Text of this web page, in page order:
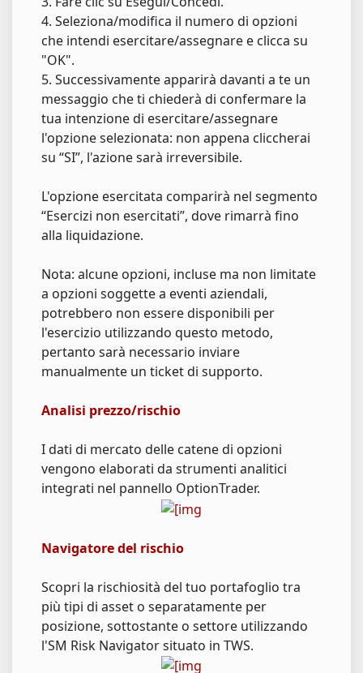
4. Seleziona/modifica il numero di opzioni
che intendi esercitare/assegnare e clicca su
"OK".
5. Successivamente apparirà davanti a te un
messaggio che ti chiederà di confermare la
tua intenzione di esercitare/assegnare
l'opzione selezionata: non appena cliccherai
su “SI”, l'azione sarà irreversibile.
L'opzione esercitata comparirà nel segmento
“Esercizi non esercitati”, dove rimarrà fino
alla liquidazione.
Nota: alcune opzioni, incluse ma non limitate
a opzioni soggette a eventi aziendali,
potrebbero non essere disponibili per
l'esercizio utilizzando questo metodo,
pertanto sarà necessario inviare
manualmente un ticket di supporto.
Analisi prezzo/rischio
I dati di mercato delle catene di opzioni
vengono elaborati da strumenti analitici
integrati nel pannello OptionTrader.
Navigatore del rischio
Scopri la rischiosità del tuo portafoglio tra
più tipi di asset o separatamente per
posizione, sottostante o settore utilizzando
l'SM Risk Navigator situato in TWS.